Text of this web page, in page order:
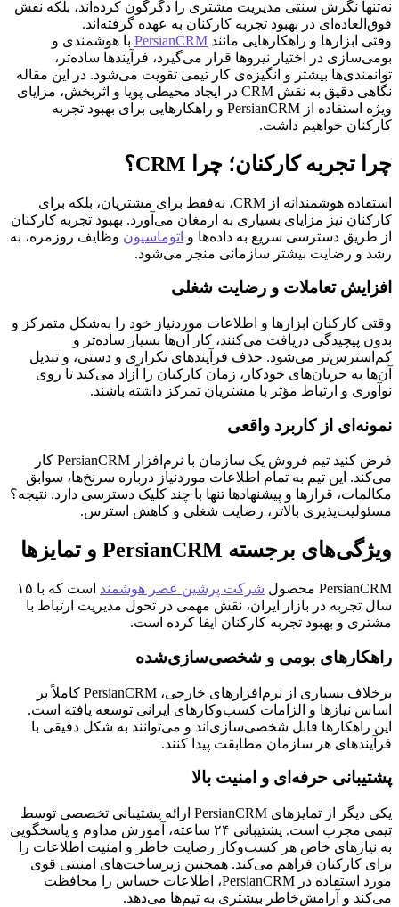
نه‌تنها نگرش سنتی مدیریت مشتری را دگرگون کرده‌اند، بلکه نقش
فوق‌العاده‌ای در بهبود تجربه کارکنان به عهده گرفته‌اند.
وقتی ابزارها و راهکارهایی مانند PersianCRM با هوشمندی و
بومی‌سازی در اختیار نیروها قرار می‌گیرد، فرآیندها ساده‌تر،
توانمندی‌ها بیشتر و انگیزه‌ی کار تیمی تقویت می‌شود. در این مقاله
نگاهی دقیق به نقش CRM در ایجاد محیطی پویا و اثربخش، مزایای
ویژه استفاده از PersianCRM و راهکارهایی برای بهبود تجربه
کارکنان خواهیم داشت.
چرا تجربه کارکنان؛ چرا CRM؟
استفاده هوشمندانه از CRM، نه‌فقط برای مشتریان، بلکه برای
کارکنان نیز مزایای بسیاری به ارمغان می‌آورد. بهبود تجربه کارکنان
از طریق دسترسی سریع به داده‌ها و اتوماسیون وظایف روزمره، به
رشد و رضایت بیشتر سازمانی منجر می‌شود.
افزایش تعاملات و رضایت شغلی
وقتی کارکنان ابزارها و اطلاعات موردنیاز خود را به‌شکل متمرکز و
بدون پیچیدگی دریافت می‌کنند، کار آن‌ها بسیار ساده‌تر و
کم‌استرس‌تر می‌شود. حذف فرآیندهای تکراری و دستی، و تبدیل
آن‌ها به جریان‌های خودکار، زمان کارکنان را آزاد می‌کند تا روی
نوآوری و ارتباط مؤثر با مشتریان تمرکز داشته باشند.
نمونه‌ای از کاربرد واقعی
فرض کنید تیم فروش یک سازمان با نرم‌افزار PersianCRM کار
می‌کند. این تیم به تمام اطلاعات موردنیاز درباره سرنخ‌ها، سوابق
مکالمات، قرارها و پیشنهادها تنها با چند کلیک دسترسی دارد. نتیجه؟
مسئولیت‌پذیری بالاتر، رضایت شغلی و کاهش استرس.
ویژگی‌های برجسته PersianCRM و تمایزها
PersianCRM محصول شرکت پرشین عصر هوشمند
است که با ۱۵
سال تجربه در بازار ایران، نقش مهمی در تحول مدیریت ارتباط با
مشتری و بهبود تجربه کارکنان ایفا کرده است.
راهکارهای بومی و شخصی‌سازی‌شده
برخلاف بسیاری از نرم‌افزارهای خارجی، PersianCRM کاملاً بر
اساس نیازها و الزامات کسب‌وکارهای ایرانی توسعه یافته است.
این راهکارها قابل شخصی‌سازی‌اند و می‌توانند به شکل دقیقی با
فرآیندهای هر سازمان مطابقت پیدا کنند.
پشتیبانی حرفه‌ای و امنیت بالا
یکی دیگر از تمایزهای PersianCRM ارائه پشتیبانی تخصصی توسط
تیمی مجرب است. پشتیبانی ۲۴ ساعته، آموزش مداوم و پاسخگویی
به نیازهای خاص هر کسب‌وکار رضایت خاطر و امنیت اطلاعات را
برای کارکنان فراهم می‌کند. همچنین زیرساخت‌های امنیتی قوی
مورد استفاده در PersianCRM، اطلاعات حساس را محافظت
می‌کند و آرامش‌خاطر بیشتری به تیم‌ها می‌دهد.